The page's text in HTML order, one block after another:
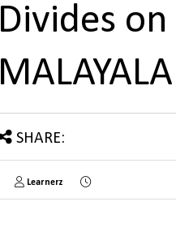
Divides
SHARE:
Learnerz